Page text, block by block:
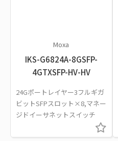
Moxa
IKS-G6824A-8GSFP-
4GTXSFP-HV-HV
24Gポートレイヤー3フルギガ
ビットSFPスロット×8,マネー
ジドイーサネットスイッチ